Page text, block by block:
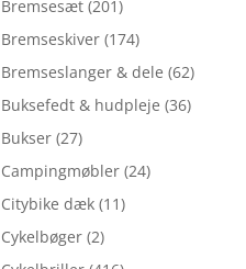
Bremsesæt (201)
Bremseskiver (174)
Bremseslanger & dele (62)
Buksefedt & hudpleje (36)
Bukser (27)
Campingmøbler (24)
Citybike dæk (11)
Cykelbøger (2)